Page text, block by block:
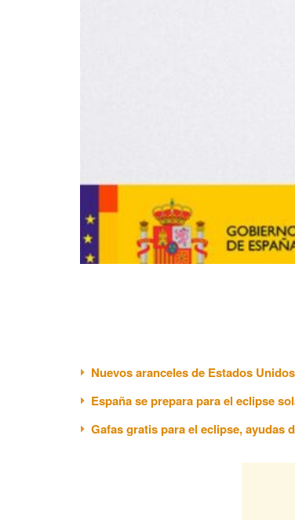
Nuevos aranceles de Estados
España se prepara para el eclipse
Gafas gratis para el eclipse, ayudas